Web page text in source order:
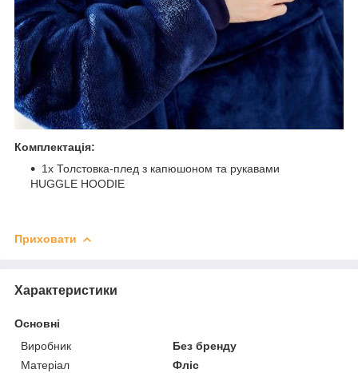
Комплектація:
1х Толстовка-плед з капюшоном та рукавами
HUGGLE HOODIE
Приховати
Характеристики
Основні
Виробник
Без бренду
Матеріал
Фліс